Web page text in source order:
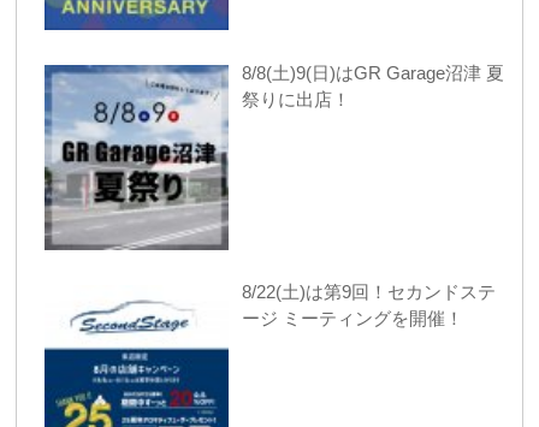
8/8(土)9(日)はGR Garage沼津 夏
祭りに出店！
8/22(土)は第9回！セカンドステ
ージ ミーティングを開催！